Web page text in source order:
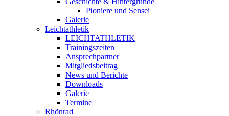
Pioniere und Sensei
Galerie
Leichtathletik
LEICHTATHLETIK
Trainingszeiten
Ansprechpartner
Mitgliedsbeitrag
News und Berichte
Downloads
Galerie
Termine
Rhönrad